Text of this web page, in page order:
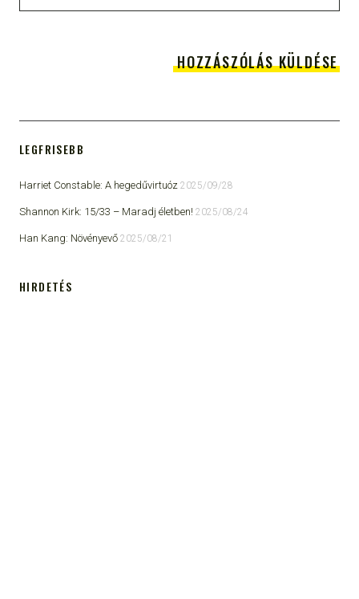
LEGFRISEBB
Harriet Constable: A hegedűvirtuóz 2025/09/28
Shannon Kirk: 15/33 ​– Maradj életben! 2025/08/24
Han Kang: Növényevő 2025/08/21
HIRDETÉS